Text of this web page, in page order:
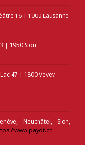
16 | 1000 Lausanne
| 1950 Sion
47 | 1800 Vevey
Neuchâtel, Sion,
www.payot.ch